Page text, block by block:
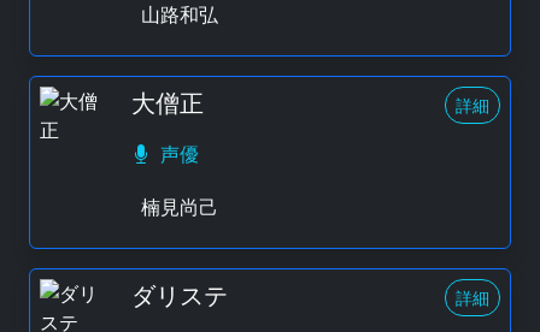
山路和弘
大僧正 詳細
声優
楠見尚己
ダリステ 詳細